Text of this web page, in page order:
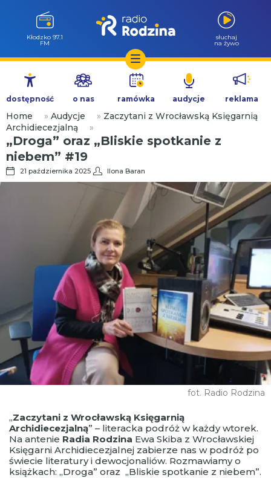
Przejdź
treści
Kłodzko 97.1
FM
słuchaj
na żywo
dostępność o nas ramówka audycje reklama
Home » Audycje » Zaczytani z Wrocławską Księgarnią
Archidiecezjalną
»
„Droga” oraz „Bliskie spotkanie z
niebem” #19
21 października 2025 Ilona Baran
fot. Radio Rodzina
„Zaczytani z Wrocławską Księgarnią
Archidiecezjalną” – literacka podróż w każdy wtorek.
Na antenie Radia Rodzina Ewa Skiba z Wrocławskiej
Księgarni Archidiecezjalnej zabierze nas w podróż po
świecie literatury i dewocjonaliów. Rozmawiamy o
książkach: „Droga” oraz „Bliskie spotkanie z niebem”.